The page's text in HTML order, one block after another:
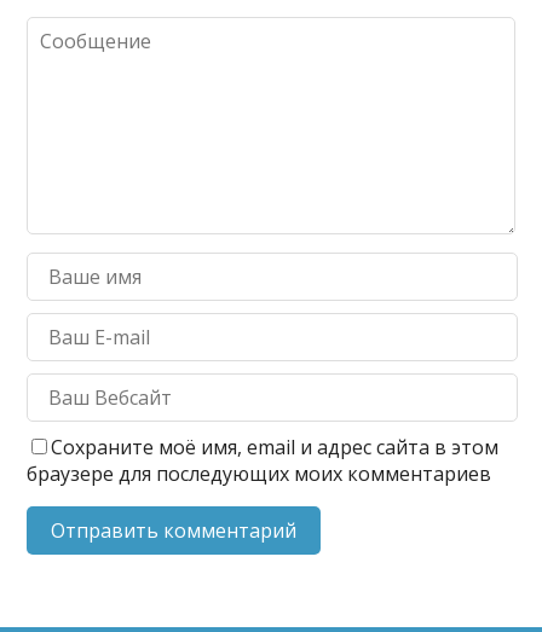
Сохраните моё имя, email и адрес сайта в этом
браузере для последующих моих комментариев